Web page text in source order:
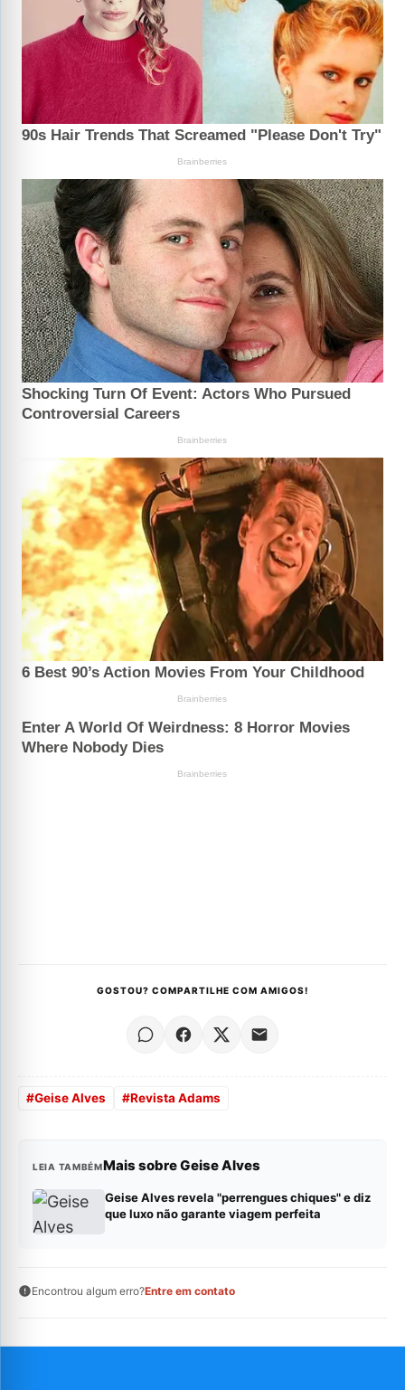
GOSTOU? COMPARTILHE COM AMIGOS!
#Geise Alves #Revista Adams
LEIA TAMBÉMMais sobre Geise Alves
Geise Alves revela "perrengues chiques" e diz
que luxo não garante viagem perfeita
Encontrou algum erro?Entre em contato